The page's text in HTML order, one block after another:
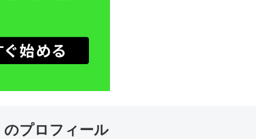
のプロフィール